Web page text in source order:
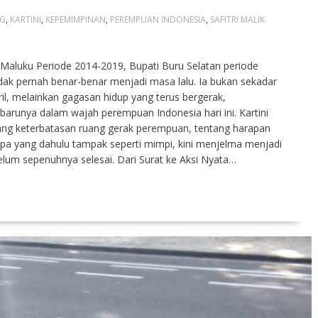
, KARTINI, KEPEMIMPINAN, PEREMPUAN INDONESIA, SAFITRI MALIK
Periode 2014-2019, Bupati Buru Selatan periode
pernah benar-benar menjadi masa lalu. Ia bukan sekadar
melainkan gagasan hidup yang terus bergerak,
dalam wajah perempuan Indonesia hari ini. Kartini
keterbatasan ruang gerak perempuan, tentang harapan
yang dahulu tampak seperti mimpi, kini menjelma menjadi
sepenuhnya selesai. Dari Surat ke Aksi Nyata…